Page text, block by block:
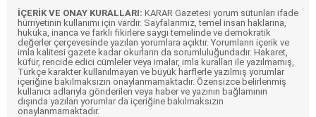
İÇERİK VE ONAY KURALLARI: KARAR Gazetesi yorum sütunları ifade
hürriyetinin kullanımı için vardır. Sayfalarımız, temel insan haklarına,
hukuka, inanca ve farklı fikirlere saygı temelinde ve demokratik
değerler çerçevesinde yazılan yorumlara açıktır. Yorumların içerik ve
imla kalitesi gazete kadar okurların da sorumluluğundadır. Hakaret,
küfür, rencide edici cümleler veya imalar, imla kuralları ile yazılmamış,
Türkçe karakter kullanılmayan ve büyük harflerle yazılmış yorumlar
içeriğine bakılmaksızın onaylanmamaktadır. Özensizce belirlenmiş
kullanıcı adlarıyla gönderilen veya haber ve yazının bağlamının
dışında yazılan yorumlar da içeriğine bakılmaksızın
onaylanmamaktadır.